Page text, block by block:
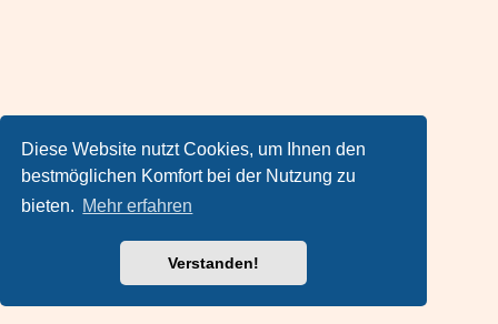
Diese Website nutzt Cookies, um Ihnen den
bestmöglichen Komfort bei der Nutzung zu
bieten. Mehr erfahren
Verstanden!